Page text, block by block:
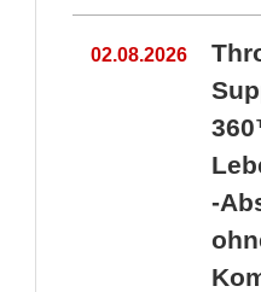
02.08.2026
-